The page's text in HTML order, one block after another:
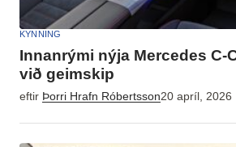
KYNNING
Innanrými nýja Mercedes C-
við geimskip
eftir Þorri Hrafn Róbertsson20 apríl, 2026